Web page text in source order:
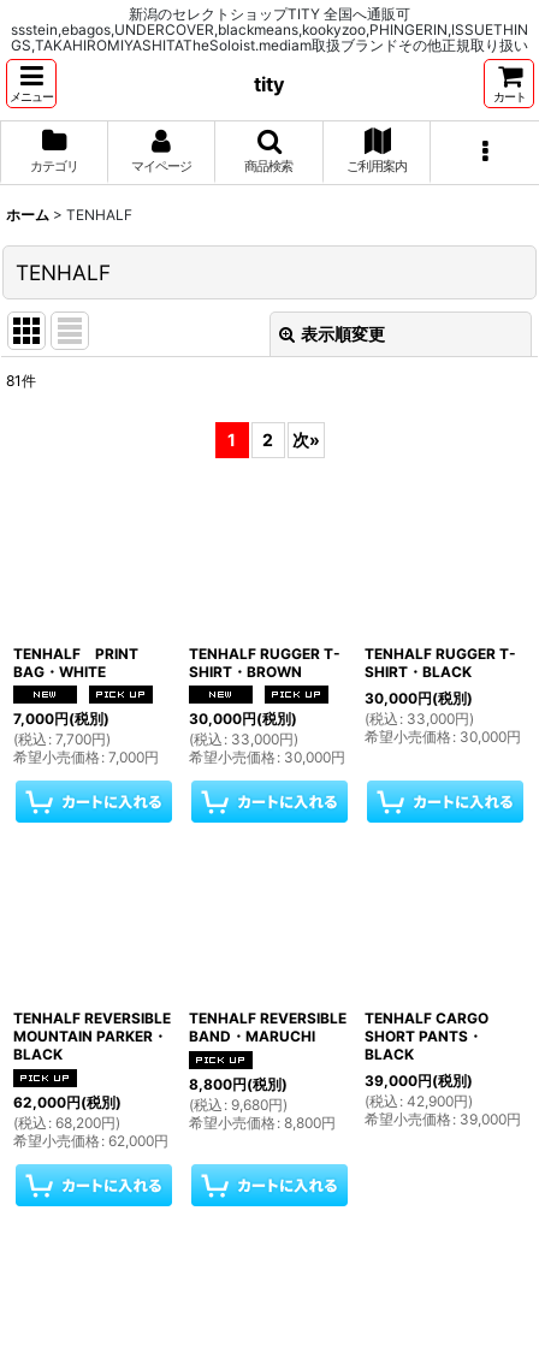
新潟のセレクトショップTITY 全国へ通販可
ssstein,ebagos,UNDERCOVER,blackmeans,kookyzoo,PHINGERIN,ISSUETHIN
GS,TAKAHIROMIYASHITATheSoloist.mediam取扱ブランドその他正規取り扱い
メニュー
tity
カート
カテゴリ マイページ 商品検索 ご利用案内
ホーム > TENHALF
TENHALF
表示順変更
81件
1 2 次»
TENHALF PRINT
BAG・WHITE
7,000円(税別)
(税込 : 7,700円)
希望小売価格: 7,000円
TENHALF RUGGER T-
SHIRT・BROWN
30,000円(税別)
(税込 : 33,000円)
希望小売価格: 30,000円
TENHALF RUGGER T-
SHIRT・BLACK
30,000円(税別)
(税込 : 33,000円)
希望小売価格: 30,000円
TENHALF REVERSIBLE
MOUNTAIN PARKER・
BLACK
62,000円(税別)
(税込 : 68,200円)
希望小売価格: 62,000円
TENHALF REVERSIBLE
BAND・MARUCHl
8,800円(税別)
(税込 : 9,680円)
希望小売価格: 8,800円
TENHALF CARGO
SHORT PANTS・
BLACK
39,000円(税別)
(税込 : 42,900円)
希望小売価格: 39,000円